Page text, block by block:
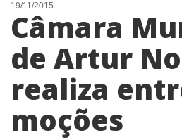
NOTÍCIAS
LISTA DIGITAL
TELEFONES ÚTEIS
QUEM SOMOS
CONTATO
19/11/2015
Câmara
de Artur
realiza
moções